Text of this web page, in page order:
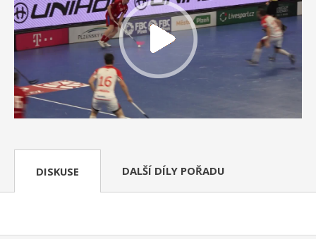
DISKUSE DALŠÍ DÍLY POŘADU